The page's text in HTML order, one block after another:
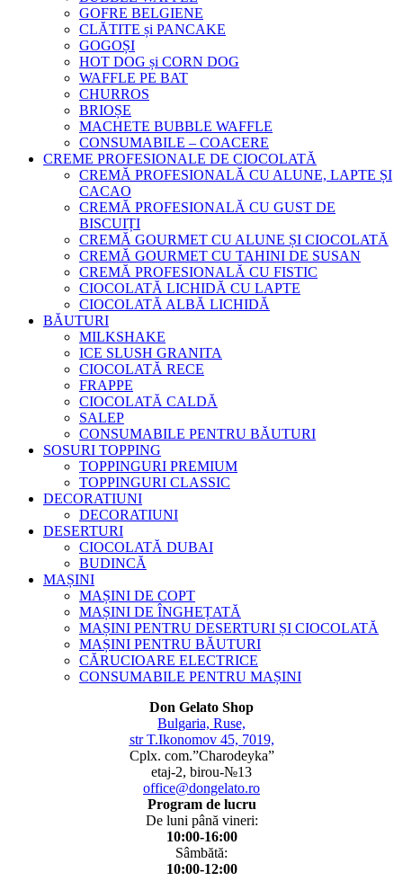
GOFRE BELGIENE
CLĂTITE și PANCAKE
GOGOȘI
HOT DOG și CORN DOG
WAFFLE PE BAT
CHURROS
BRIOȘE
MACHETE BUBBLE WAFFLE
CONSUMABILE – COACERE
CREME PROFESIONALE DE CIOCOLATĂ
CREMĂ PROFESIONALĂ CU ALUNE, LAPTE ȘI
CACAO
CREMĂ PROFESIONALĂ CU GUST DE
BISCUIȚI
CREMĂ GOURMET CU ALUNE ȘI CIOCOLATĂ
CREMĂ GOURMET CU TAHINI DE SUSAN
CREMĂ PROFESIONALĂ CU FISTIC
CIOCOLATĂ LICHIDĂ CU LAPTE
CIOCOLATĂ ALBĂ LICHIDĂ
BĂUTURI
MILKSHAKE
ICE SLUSH GRANITA
CIOCOLATĂ RECE
FRAPPE
CIOCOLATĂ CALDĂ
SALEP
CONSUMABILE PENTRU BĂUTURI
SOSURI TOPPING
TOPPINGURI PREMIUM
TOPPINGURI CLASSIC
DECORATIUNI
DECORATIUNI
DESERTURI
CIOCOLATĂ DUBAI
BUDINCĂ
MAȘINI
MAȘINI DE COPT
MAȘINI DE ÎNGHEȚATĂ
MAȘINI PENTRU DESERTURI ȘI CIOCOLATĂ
MAȘINI PENTRU BĂUTURI
CĂRUCIOARE ELECTRICE
CONSUMABILE PENTRU MAȘINI
Don Gelato Shop
Bulgaria, Ruse,
str T.Ikonomov 45, 7019,
Cplx. com.”Charodeyka”
etaj-2, birou-№13
office@dongelato.ro
Program de lucru
De luni până vineri:
10:00-16:00
Sâmbătă:
10:00-12:00